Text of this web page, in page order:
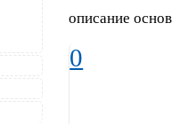
описание
0